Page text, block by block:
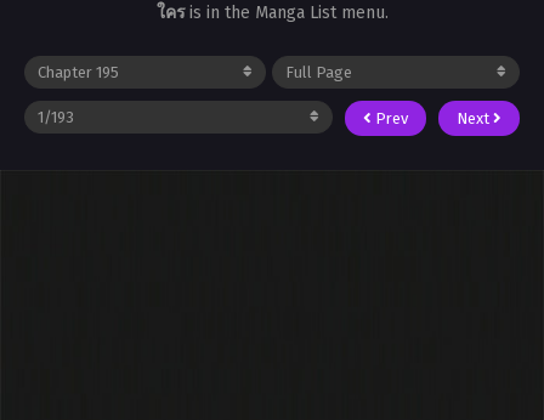
ใครis in the Manga List menu.
Prev Next